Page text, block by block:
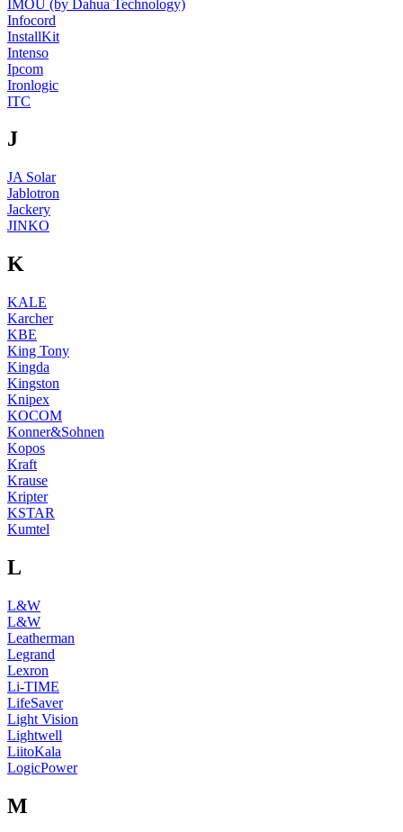
IMOU (by Dahua Technology)
Infocord
InstallKit
Intenso
Ipcom
Ironlogic
ITC
J
JA Solar
Jablotron
Jackery
JINKO
K
KALE
Karcher
KBE
King Tony
Kingda
Kingston
Knipex
KOCOM
Konner&Sohnen
Kopos
Kraft
Krause
Kripter
KSTAR
Kumtel
L
L&W
L&W
Leatherman
Legrand
Lexron
Li-TIME
LifeSaver
Light Vision
Lightwell
LiitoKala
LogicPower
M